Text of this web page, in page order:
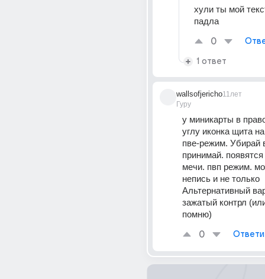
хули ты мой
падла
0
1 ответ
wallsofjericho
Гуру
11лет
у миникарты в
углу иконка щита
пве-режим. Убирай
принимай.
мечи. пвп режим.
непись и не только
Альтернативный
зажатый контрл
помню)
0